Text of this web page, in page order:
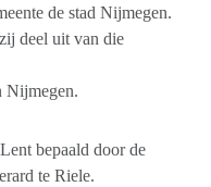
de stad Nijmegen.
deel uit van die
Nijmegen.
bepaald door de
te Riele.